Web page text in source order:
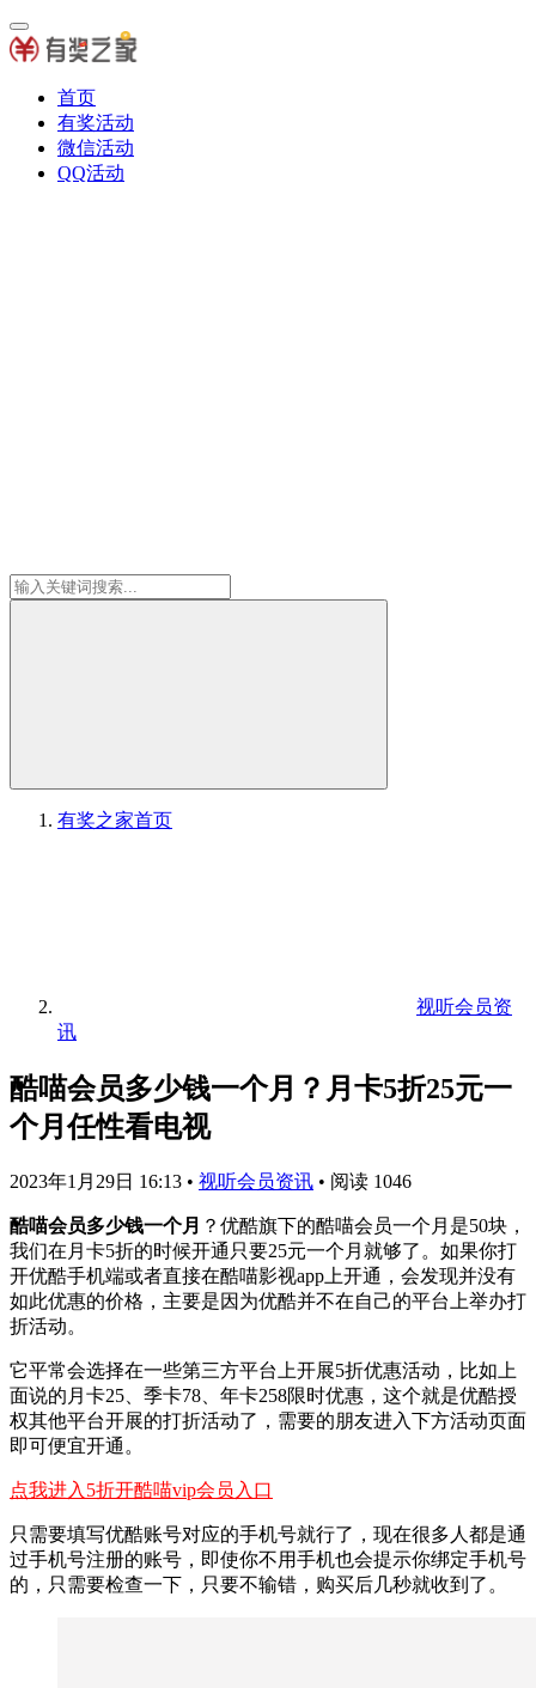
首页
有奖活动
微信活动
QQ活动
有奖之家首页
视听会员资
讯
酷喵会员多少钱一个月？月卡5折25元一
个月任性看电视
2023年1月29日 16:13 • 视听会员资讯 • 阅读 1046
酷喵会员多少钱一个月 ？优酷旗下的酷喵会员一个月是50块，
我们在月卡5折的时候开通只要25元一个月就够了。如果你打
开优酷手机端或者直接在酷喵影视app上开通，会发现并没有
如此优惠的价格，主要是因为优酷并不在自己的平台上举办打
折活动。
它平常会选择在一些第三方平台上开展5折优惠活动，比如上
面说的月卡25、季卡78、年卡258限时优惠，这个就是优酷授
权其他平台开展的打折活动了，需要的朋友进入下方活动页面
即可便宜开通。
点我进入5折开酷喵vip会员入口
只需要填写优酷账号对应的手机号就行了，现在很多人都是通
过手机号注册的账号，即使你不用手机也会提示你绑定手机号
的，只需要检查一下，只要不输错，购买后几秒就收到了。